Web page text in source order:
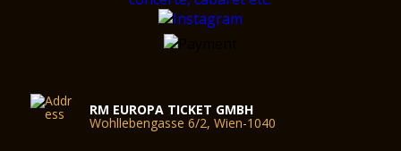
RM EUROPA TICKET GMBH
Wohllebengasse 6/2, Wien-1040